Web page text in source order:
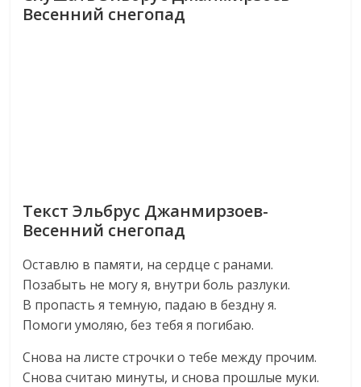
Весенний снегопад
Текст Эльбрус Джанмирзоев-
Весенний снегопад
Оставлю в памяти, на сердце с ранами.
Позабыть не могу я, внутри боль разлуки.
В пропасть я темную, падаю в бездну я.
Помоги умоляю, без тебя я погибаю.
Снова на листе строчки о тебе между прочим.
Снова считаю минуты, и снова прошлые муки.